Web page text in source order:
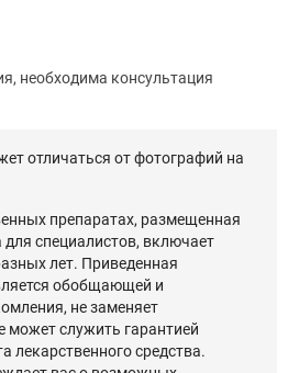
необходима консультация
отличаться от фотографий на
препаратах, размещенная
для специалистов, включает
лет. Приведенная
обобщающей и
не заменяет
может служить гарантией
лекарственного средства.